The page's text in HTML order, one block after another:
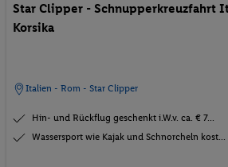
Star Clipper - Schnupperkreuzfahrt
Korsika
Italien - Rom - Star Clipper
Hin- und Rückflug geschenkt i.W.v. ca. € 7...
Wassersport wie Kajak und Schnorcheln kost...